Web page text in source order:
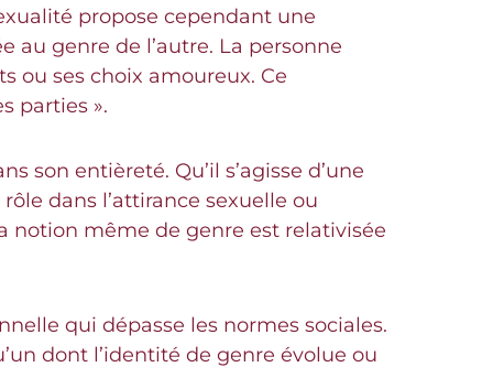
propose cependant une
genre de l’autre. La personne
ou ses choix amoureux. Ce
parties ».
son entièreté. Qu’il s’agisse d’une
dans l’attirance sexuelle ou
notion même de genre est relativisée
qui dépasse les normes sociales.
dont l’identité de genre évolue ou